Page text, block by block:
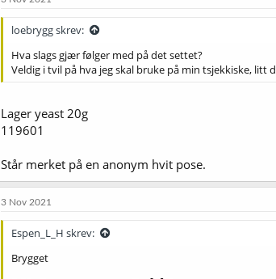
loebrygg skrev:
Hva slags gjær følger med på det settet?
Veldig i tvil på hva jeg skal bruke på min tsjekkiske, litt
Lager yeast 20g
119601
Står merket på en anonym hvit pose.
3 Nov 2021
Espen_L_H skrev:
Brygget